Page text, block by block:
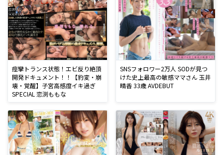
痙攣トランス状態！エビ反り絶頂
開発ドキュメント！！【豹変・崩
壊・覚醒】子宮高感度イキ過ぎ
SPECIAL 恋渕ももな
SNSフォロワー2万人 SODが見つ
けた史上最高の敏感ママさん 玉井
晴香 33歳 AVDEBUT